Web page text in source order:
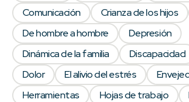
Comunicación
Crianza de los hijos
De hombre a hombre
Depresión
Dinámica de la familia
Discapacidad
Dolor
El alivio del estrés
Herramientas
Hojas de trabajo